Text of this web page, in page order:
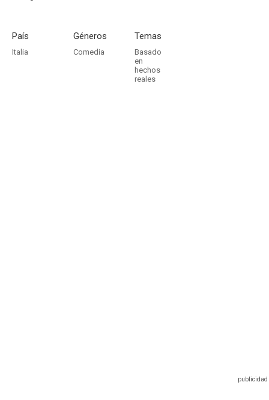
País
Italia
Géneros
Comedia
Temas
Basado
en
hechos
reales